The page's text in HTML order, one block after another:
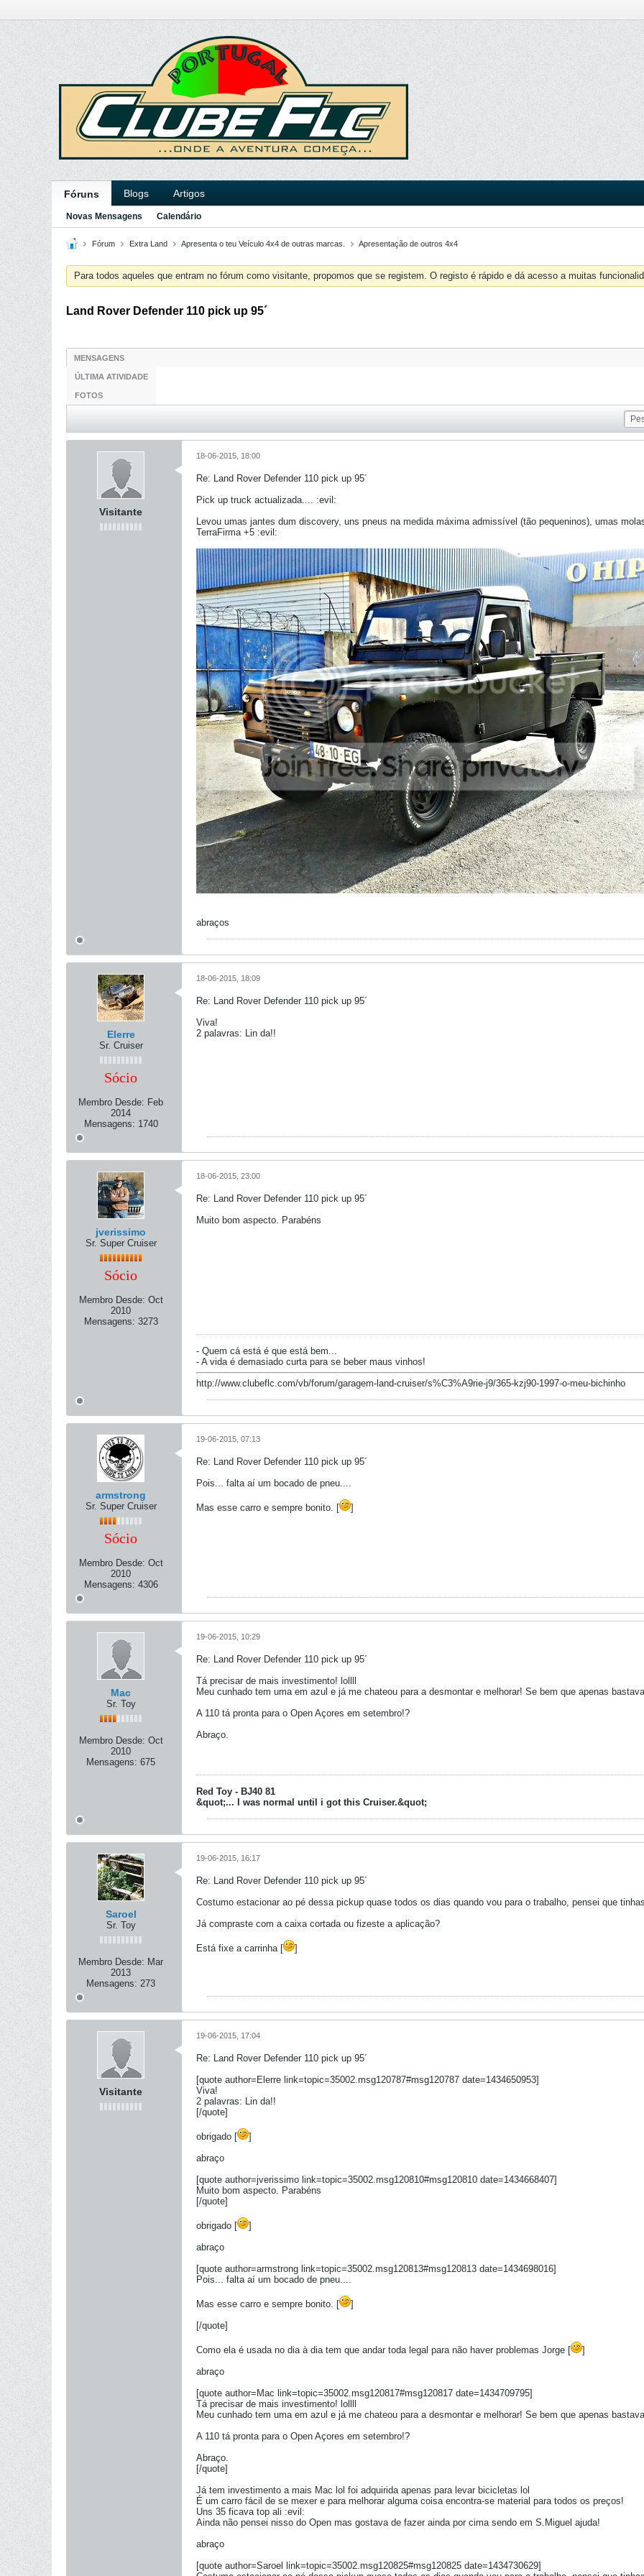
Fóruns Blogs Artigos
Novas Mensagens Calendário
Fórum Extra Land Apresenta o teu Veículo 4x4 de outras marcas. Apresentação de outros 4x4
Para todos aqueles que entram no fórum como visitante, propomos que se registem. O registo é rápido e dá acesso a muitas
Land Rover Defender 110 pick up 95´
MENSAGENS
ÚLTIMA ATIVIDADE
FOTOS
Visitante
18-06-2015, 18:00
Re: Land Rover Defender 110 pick up 95´
Pick up truck actualizada.... :evil:
Levou umas jantes dum discovery, uns pneus na medida máxima admissível (tão pequeninos), umas
TerraFirma +5 :evil:
abraços
Elerre
Sr. Cruiser
Sócio
Membro Desde: Feb
2014
Mensagens: 1740
18-06-2015, 18:09
Re: Land Rover Defender 110 pick up 95´
Viva!
2 palavras: Lin da!!
jverissimo
Sr. Super Cruiser
Sócio
Membro Desde: Oct
2010
Mensagens: 3273
18-06-2015, 23:00
Re: Land Rover Defender 110 pick up 95´
Muito bom aspecto. Parabéns
- Quem cá está é que está bem...
- A vida é demasiado curta para se beber maus vinhos!
http://www.clubeflc.com/vb/forum/garagem-land-cruiser/s%C3%A9rie-j9/365-kzj90-1997-o-meu-bichinho
armstrong
Sr. Super Cruiser
Sócio
Membro Desde: Oct
2010
Mensagens: 4306
19-06-2015, 07:13
Re: Land Rover Defender 110 pick up 95´
Pois... falta aí um bocado de pneu....
Mas esse carro e sempre bonito. [ ]
Mac
Sr. Toy
Membro Desde: Oct
2010
Mensagens: 675
19-06-2015, 10:29
Re: Land Rover Defender 110 pick up 95´
Tá precisar de mais investimento! lollll
Meu cunhado tem uma em azul e já me chateou para a desmontar e melhorar! Se bem que apenas
A 110 tá pronta para o Open Açores em setembro!?
Abraço.
Red Toy - BJ40 81
&quot;... I was normal until i got this Cruiser.&quot;
Saroel
Sr. Toy
Membro Desde: Mar
2013
Mensagens: 273
19-06-2015, 16:17
Re: Land Rover Defender 110 pick up 95´
Costumo estacionar ao pé dessa pickup quase todos os dias quando vou para o trabalho, pensei que
Já compraste com a caixa cortada ou fizeste a aplicação?
Está fixe a carrinha [ ]
Visitante
19-06-2015, 17:04
Re: Land Rover Defender 110 pick up 95´
[quote author=Elerre link=topic=35002.msg120787#msg120787 date=1434650953]
Viva!
2 palavras: Lin da!!
[/quote]
obrigado [
]
abraço
[quote author=jverissimo link=topic=35002.msg120810#msg120810 date=1434668407]
Muito bom aspecto. Parabéns
[/quote]
obrigado [
]
abraço
[quote author=armstrong link=topic=35002.msg120813#msg120813 date=1434698016]
Pois... falta aí um bocado de pneu....
Mas esse carro e sempre bonito. [
]
[/quote]
Como ela é usada no dia à dia tem que andar toda legal para não haver problemas Jorge [
]
abraço
[quote author=Mac link=topic=35002.msg120817#msg120817 date=1434709795]
Tá precisar de mais investimento! lollll
Meu cunhado tem uma em azul e já me chateou para a desmontar e melhorar! Se bem que apenas
A 110 tá pronta para o Open Açores em setembro!?
Abraço.
[/quote]
Já tem investimento a mais Mac lol foi adquirida apenas para levar bicicletas lol
É um carro fácil de se mexer e para melhorar alguma coisa encontra-se material para todos os preços!
Uns 35 ficava top ali :evil:
Ainda não pensei nisso do Open mas gostava de fazer ainda por cima sendo em S.Miguel ajuda!
abraço
[quote author=Saroel link=topic=35002.msg120825#msg120825 date=1434730629]